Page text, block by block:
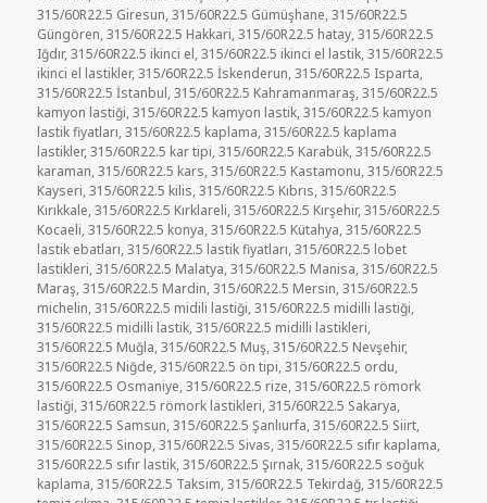
315/60R22.5 Giresun,315/60R22.5 Gümüşhane,315/60R22.5
Güngören,315/60R22.5 Hakkari,315/60R22.5 hatay,315/60R22.5
Iğdır,315/60R22.5 ikinci el,315/60R22.5 ikinci el lastik,315/60R22.5
ikinci el lastikler,315/60R22.5 İskenderun,315/60R22.5 Isparta,
315/60R22.5 İstanbul,315/60R22.5 Kahramanmaraş,315/60R22.5
kamyon lastiği,315/60R22.5 kamyon lastik,315/60R22.5 kamyon
lastik fiyatları,315/60R22.5 kaplama,315/60R22.5 kaplama
lastikler,315/60R22.5 kar tipi,315/60R22.5 Karabük,315/60R22.5
karaman,315/60R22.5 kars,315/60R22.5 Kastamonu,315/60R22.5
Kayseri,315/60R22.5 kilis,315/60R22.5 Kıbrıs,315/60R22.5
Kırıkkale,315/60R22.5 Kırklareli,315/60R22.5 Kırşehir,315/60R22.5
Kocaeli,315/60R22.5 konya,315/60R22.5 Kütahya,315/60R22.5
lastik ebatları,315/60R22.5 lastik fiyatları,315/60R22.5 lobet
lastikleri,315/60R22.5 Malatya,315/60R22.5 Manisa,315/60R22.5
Maraş,315/60R22.5 Mardin,315/60R22.5 Mersin,315/60R22.5
michelin,315/60R22.5 midili lastiği,315/60R22.5 midilli lastiği,
315/60R22.5 midilli lastik,315/60R22.5 midilli lastikleri,
315/60R22.5 Muğla,315/60R22.5 Muş,315/60R22.5 Nevşehir,
315/60R22.5 Niğde,315/60R22.5 ön tipi,315/60R22.5 ordu,
315/60R22.5 Osmaniye,315/60R22.5 rize,315/60R22.5 römork
lastiği,315/60R22.5 römork lastikleri,315/60R22.5 Sakarya,
315/60R22.5 Samsun,315/60R22.5 Şanlıurfa,315/60R22.5 Siirt,
315/60R22.5 Sinop,315/60R22.5 Sivas,315/60R22.5 sıfır kaplama,
315/60R22.5 sıfır lastik,315/60R22.5 Şırnak,315/60R22.5 soğuk
kaplama,315/60R22.5 Taksim,315/60R22.5 Tekirdağ,315/60R22.5